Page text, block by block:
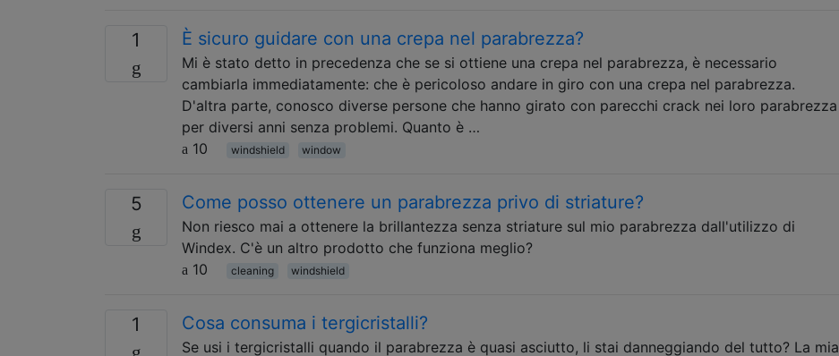
1 È sicuro guidare con una crepa nel parabrezza?
Mi è stato detto in precedenza che se si ottiene una crepa nel parabrezza, è necessario
cambiarla immediatamente: che è pericoloso andare in giro con una crepa nel parabrezza.
D'altra parte, conosco diverse persone che hanno girato con parecchi crack nei loro parabrezza
per diversi anni senza problemi. Quanto è …
10
windshield window
5 Come posso ottenere un parabrezza privo di striature?
Non riesco mai a ottenere la brillantezza senza striature sul mio parabrezza dall'utilizzo di
Windex. C'è un altro prodotto che funziona meglio?
10
cleaning windshield
1 Cosa consuma i tergicristalli?
Se usi i tergicristalli quando il parabrezza è quasi asciutto, li stai danneggiando del tutto? La mia